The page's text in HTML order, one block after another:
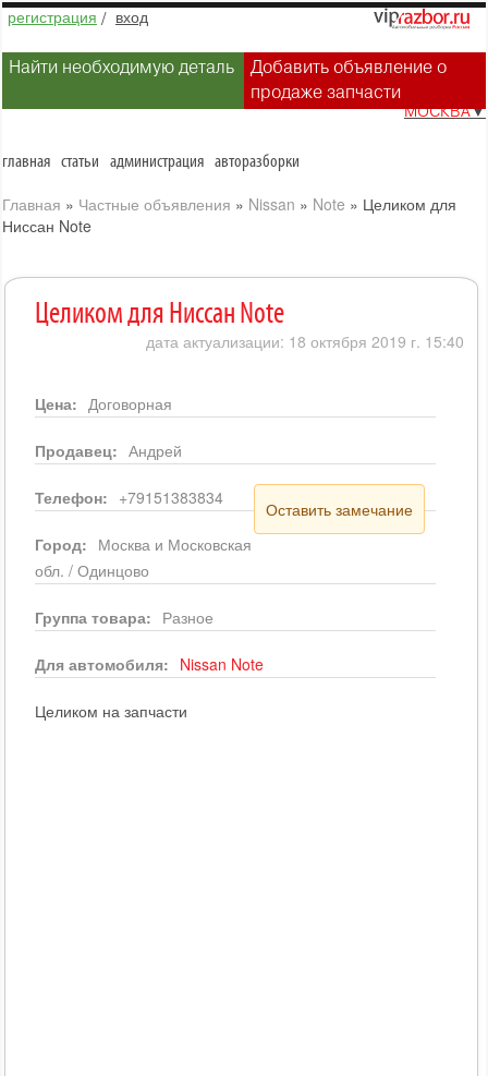
регистрация / вход
Найти необходимую деталь
Добавить объявление о
продаже запчасти
МОСКВА▼
главная статьи администрация авторазборки
Главная » Частные объявления » Nissan » Note » Целиком для
Ниссан Note
Целиком для Ниссан Note
дата актуализации: 18 октября 2019 г. 15:40
Цена: Договорная
Продавец: Андрей
Телефон: +79151383834
Оставить замечание
Город: Москва и Московская
обл. / Одинцово
Группа товара: Разное
Для автомобиля: Nissan Note
Целиком на запчасти